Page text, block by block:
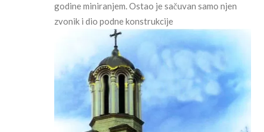
godine miniranjem. Ostao je sačuvan samo njen
zvonik i dio podne konstrukcije